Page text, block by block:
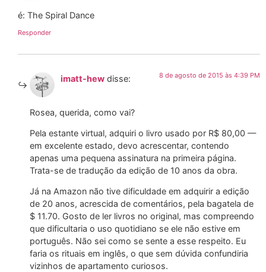
é: The Spiral Dance
Responder
imatt-hew disse: 8 de agosto de 2015 às 4:39 PM
Rosea, querida, como vai?
Pela estante virtual, adquiri o livro usado por R$ 80,00 —
em excelente estado, devo acrescentar, contendo
apenas uma pequena assinatura na primeira página.
Trata-se de tradução da edição de 10 anos da obra.
Já na Amazon não tive dificuldade em adquirir a edição
de 20 anos, acrescida de comentários, pela bagatela de
$ 11.70. Gosto de ler livros no original, mas compreendo
que dificultaria o uso quotidiano se ele não estive em
português. Não sei como se sente a esse respeito. Eu
faria os rituais em inglês, o que sem dúvida confundiria
vizinhos de apartamento curiosos.